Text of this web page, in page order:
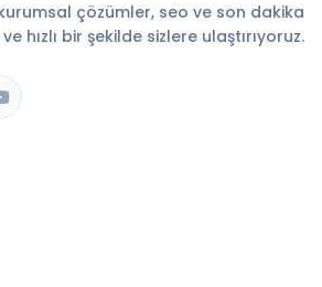
çözümler, seo ve son dakika
hızlı bir şekilde sizlere ulaştırıyoruz.